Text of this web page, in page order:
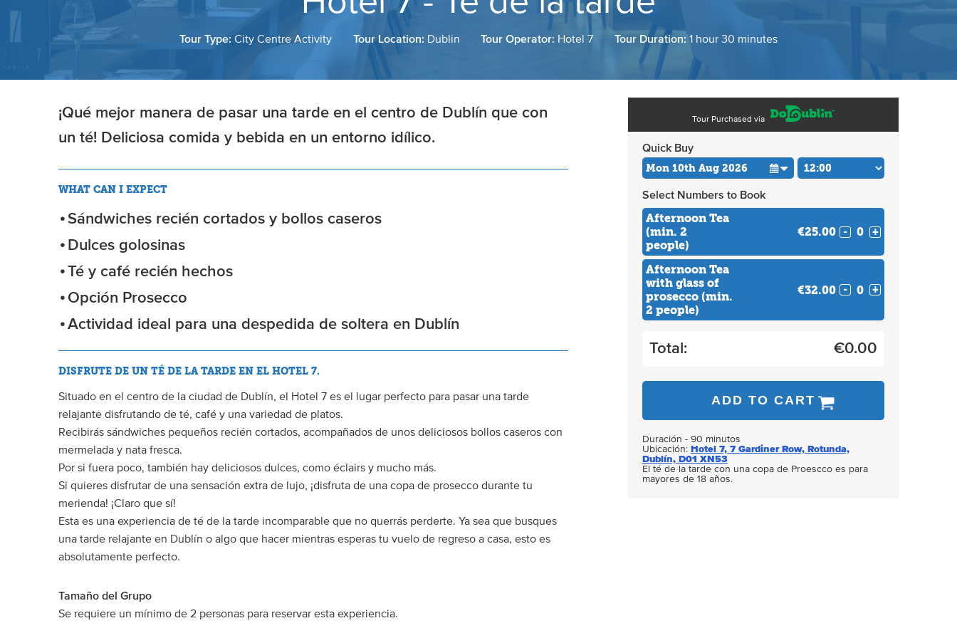
Tour Type: City Centre Activity Tour Location: Dublin Tour Operator: Hotel 7 Tour Duration:1 hour 30 minutes
¡Qué mejor manera de pasar una tarde en el centro de Dublín que con
un té! Deliciosa comida y bebida en un entorno idílico.
WHAT CAN I EXPECT
Sándwiches recién cortados y bollos caseros
Dulces golosinas
Té y café recién hechos
Opción Prosecco
Actividad ideal para una despedida de soltera en Dublín
DISFRUTE DE UN TÉ DE LA TARDE EN EL HOTEL 7.
Situado en el centro de la ciudad de Dublín, el Hotel 7 es el lugar perfecto para pasar una tarde
relajante disfrutando de té, café y una variedad de platos.
Recibirás sándwiches pequeños recién cortados, acompañados de unos deliciosos bollos caseros con
mermelada y nata fresca.
Por si fuera poco, también hay deliciosos dulces, como éclairs y mucho más.
Si quieres disfrutar de una sensación extra de lujo, ¡disfruta de una copa de prosecco durante tu
merienda! ¡Claro que sí!
Esta es una experiencia de té de la tarde incomparable que no querrás perderte. Ya sea que busques
una tarde relajante en Dublín o algo que hacer mientras esperas tu vuelo de regreso a casa, esto es
absolutamente perfecto.
Tamaño del Grupo
Se requiere un mínimo de 2 personas para reservar esta experiencia.
Tour Purchased via
Quick Buy
Select Numbers to Book
Afternoon Tea
(min. 2
people)
€25.00 - +
Afternoon Tea
with glass of
prosecco (min.
2 people)
€32.00 - +
Total: €0.00
ADD TO CART
Duración - 90 minutos
Ubicación: Hotel 7, 7 Gardiner Row, Rotunda,
Dublín, D01 XN53
El té de la tarde con una copa de Proescco es para
mayores de 18 años.